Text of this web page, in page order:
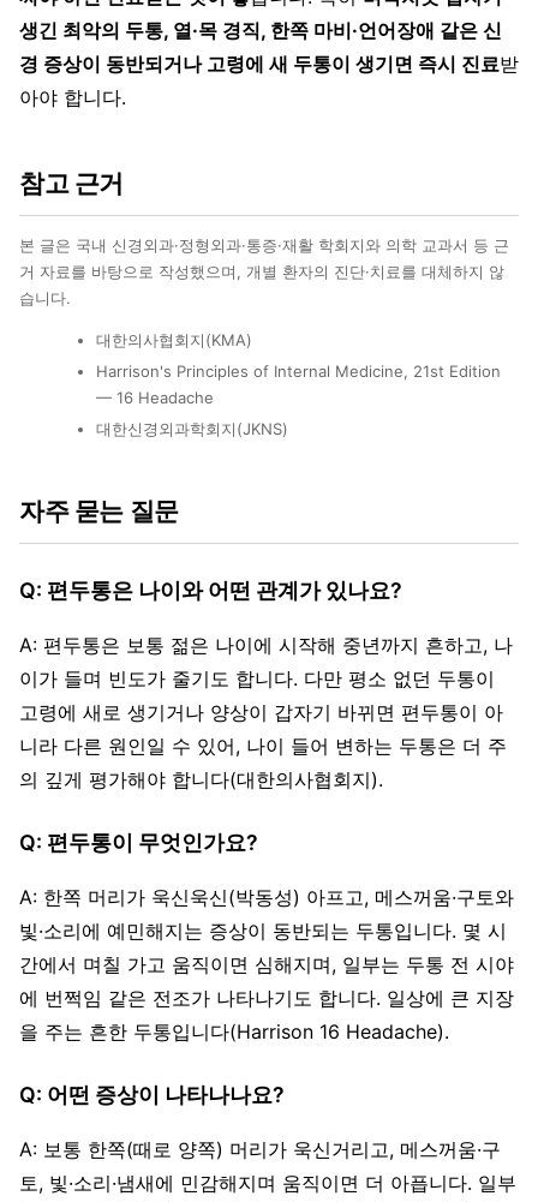
생긴 최악의 두통, 열·목 경직, 한쪽 마비·언어장애 같은 신
경 증상이 동반되거나 고령에 새 두통이 생기면 즉시 진료받
아야 합니다.
참고 근거
본 글은 국내 신경외과·정형외과·통증·재활 학회지와 의학 교과서 등 근
거 자료를 바탕으로 작성했으며, 개별 환자의 진단·치료를 대체하지 않
습니다.
대한의사협회지(KMA)
Harrison's Principles of Internal Medicine, 21st Edition
— 16 Headache
대한신경외과학회지(JKNS)
자주 묻는 질문
Q: 편두통은 나이와 어떤 관계가 있나요?
A: 편두통은 보통 젊은 나이에 시작해 중년까지 흔하고, 나
이가 들며 빈도가 줄기도 합니다. 다만 평소 없던 두통이
고령에 새로 생기거나 양상이 갑자기 바뀌면 편두통이 아
니라 다른 원인일 수 있어, 나이 들어 변하는 두통은 더 주
의 깊게 평가해야 합니다(대한의사협회지).
Q: 편두통이 무엇인가요?
A: 한쪽 머리가 욱신욱신(박동성) 아프고, 메스꺼움·구토와
빛·소리에 예민해지는 증상이 동반되는 두통입니다. 몇 시
간에서 며칠 가고 움직이면 심해지며, 일부는 두통 전 시야
에 번쩍임 같은 전조가 나타나기도 합니다. 일상에 큰 지장
을 주는 흔한 두통입니다(Harrison 16 Headache).
Q: 어떤 증상이 나타나나요?
A: 보통 한쪽(때로 양쪽) 머리가 욱신거리고, 메스꺼움·구
토, 빛·소리·냄새에 민감해지며 움직이면 더 아픕니다. 일부